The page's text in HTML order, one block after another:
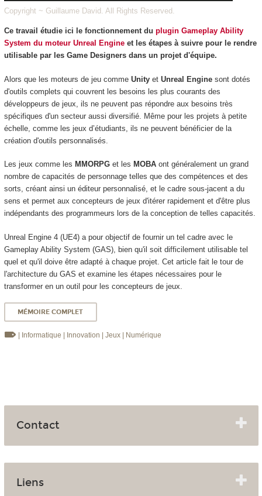
Copyright ~ Guillaume David. All Rights Reserved.
Ce travail étudie ici le fonctionnement du plugin Gameplay Ability
System du moteur Unreal Engineet les étapes à suivre pour le rendre
utilisable par les Game Designers dans un projet d'équipe.
Alors que les moteurs de jeu comme UnityetUnreal Enginesont dotés
d'outils complets qui couvrent les besoins les plus courants des
développeurs de jeux, ils ne peuvent pas répondre aux besoins très
spécifiques d'un secteur aussi diversifié. Même pour les projets à petite
échelle, comme les jeux d’étudiants, ils ne peuvent bénéficier de la
création d'outils personnalisés.
Les jeux comme les MMORPG et les MOBA ont généralement un grand
nombre de capacités de personnage telles que des compétences et des
sorts, créant ainsi un éditeur personnalisé, et le cadre sous-jacent a du
sens et permet aux concepteurs de jeux d'itérer rapidement et d'être plus
indépendants des programmeurs lors de la conception de telles capacités.
Unreal Engine 4 (UE4) a pour objectif de fournir un tel cadre avec le
Gameplay Ability System (GAS), bien qu'il soit difficilement utilisable tel
quel et qu'il doive être adapté à chaque projet. Cet article fait le tour de
l'architecture du GAS et examine les étapes nécessaires pour le
transformer en un outil pour les concepteurs de jeux.
MÉMOIRE COMPLET
| Informatique | Innovation | Jeux | Numérique
Contact
Liens